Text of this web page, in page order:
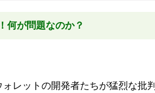
何が問題なのか？
レットの開発者たちが猛烈な批判